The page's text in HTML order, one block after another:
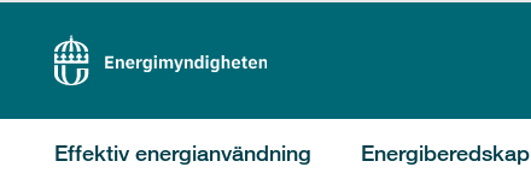
Effektiv energianvändning Energiberedskap